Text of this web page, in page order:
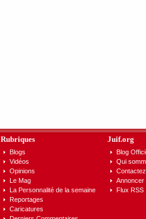
Rubriques
Blogs
Vidéos
Opinions
Le Mag
La Personnalité de la semaine
Reportages
Caricatures
Juif.org
Blog
Qui
Annoncer
Flux RSS